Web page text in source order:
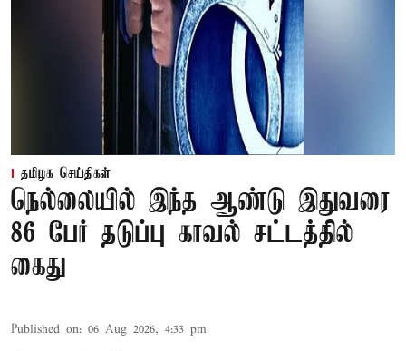
தமிழக செய்திகள்
நெல்லையில் இந்த ஆண்டு இதுவரை
86 பேர் தடுப்பு காவல் சட்டத்தில்
கைது
Published on: 06 Aug 2026, 4:33 pm